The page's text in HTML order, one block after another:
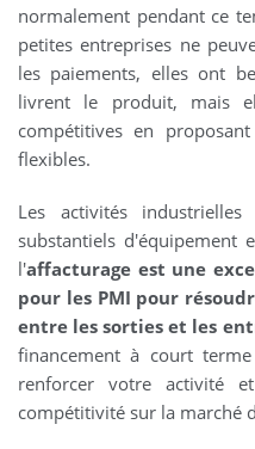
normalement pendant ce
petites entreprises ne
les paiements, elles ont
livrent le produit, mais
compétitives en
flexibles.
Les activités
substantiels d'équipement
l'affacturage est une
pour les PMI pour
entre les sorties et les
financement à court
renforcer votre activité
compétitivité sur la marché